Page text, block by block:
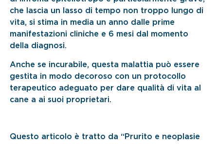
che lascia un lasso di tempo non troppo lungo di
vita, si stima in media un anno dalle prime
manifestazioni cliniche e 6 mesi dal momento
della diagnosi.
Anche se incurabile, questa malattia può essere
gestita in modo decoroso con un protocollo
terapeutico adeguato per dare qualità di vita al
cane a ai suoi proprietari.
Questo articolo è tratto da “Prurito e neoplasie